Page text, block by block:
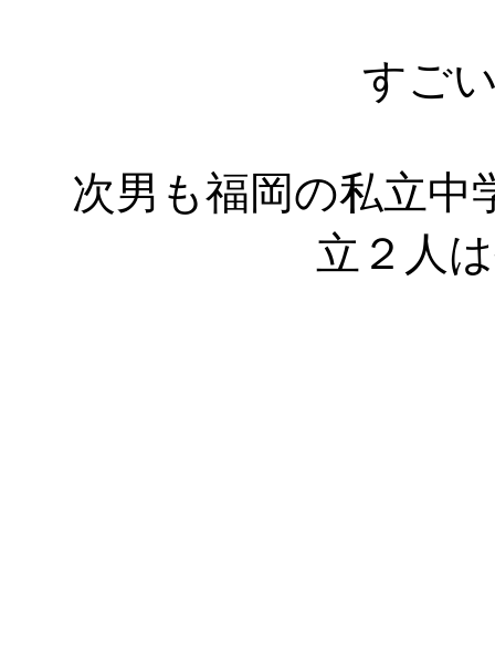
すご
次男も福岡の私立中
立２人